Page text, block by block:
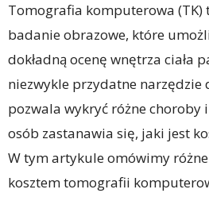
Tomografia komputerowa (TK)
badanie obrazowe, które
dokładną ocenę wnętrza ciała
niezwykle przydatne narzędzie
pozwala wykryć różne choroby
osób zastanawia się, jaki jest
W tym artykule omówimy
kosztem tomografii